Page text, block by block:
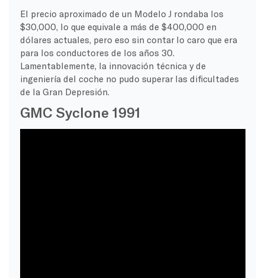
El precio aproximado de un Modelo J rondaba los
$30,000, lo que equivale a más de $400,000 en
dólares actuales, pero eso sin contar lo caro que era
para los conductores de los años 30.
Lamentablemente, la innovación técnica y de
ingeniería del coche no pudo superar las dificultades
de la Gran Depresión.
GMC Syclone 1991